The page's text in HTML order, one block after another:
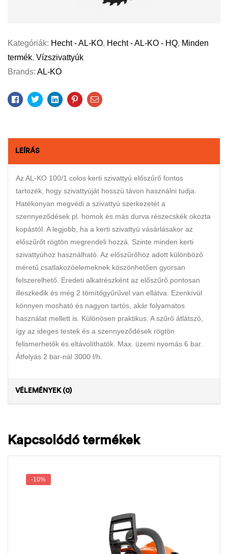
Kategóriák: Hecht - AL-KO, Hecht - AL-KO - HQ, Minden
termék, Vízszivattyúk
Brands: AL-KO
Facebook
TwitterLinkedinPinterestEmail
LEÍRÁS
Az AL-KO 100/1 colos kerti szivattyú előszűrő fontos
tartozék, hogy szivattyúját hosszú távon használni tudja.
Hatékonyan megvédi a szivattyú szerkezetét a
szennyeződések pl. homok és más durva részecskék okozta
kopástól. A legjobb, ha a kerti szivattyú vásárlásakor az
előszűrőt rögtön megrendeli hozzá. Szinte minden kerti
szivattyúhoz használható. Az előszűrőhöz adott különböző
méretű csatlakozóelemeknek köszönhetően gyorsan
felszerelhető. Eredeti alkatrészként az előszűrő pontosan
illeszkedik és még 2 tömítőgyűrűvel van ellátva. Ezenkívül
könnyen mosható és nagyon tartós, akár folyamatos
használat mellett is. Különösen praktikus: A szűrő átlátszó,
így az ideges testek és a szennyeződések rögtön
felismerhetők és eltávolíthatók. Max. üzemi nyomás 6 bar.
Átfolyás 2 bar-nál 3000 l/h.
VÉLEMÉNYEK (0)
Kapcsolódó termékek
-10%